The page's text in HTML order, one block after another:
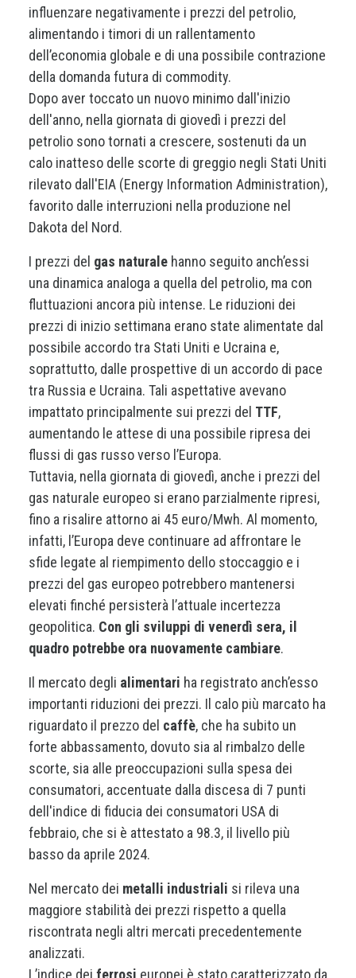
influenzare negativamente i prezzi del petrolio,
alimentando i timori di un rallentamento
dell’economia globale e di una possibile contrazione
della domanda futura di commodity.
Dopo aver toccato un nuovo minimo dall'inizio
dell'anno, nella giornata di giovedì i prezzi del
petrolio sono tornati a crescere, sostenuti da un
calo inatteso delle scorte di greggio negli Stati Uniti
rilevato dall'EIA (Energy Information Administration),
favorito dalle interruzioni nella produzione nel
Dakota del Nord.
I prezzi del gas naturale hanno seguito anch’essi
una dinamica analoga a quella del petrolio, ma con
fluttuazioni ancora più intense. Le riduzioni dei
prezzi di inizio settimana erano state alimentate dal
possibile accordo tra Stati Uniti e Ucraina e,
soprattutto, dalle prospettive di un accordo di pace
tra Russia e Ucraina. Tali aspettative avevano
impattato principalmente sui prezzi del TTF,
aumentando le attese di una possibile ripresa dei
flussi di gas russo verso l’Europa.
Tuttavia, nella giornata di giovedì, anche i prezzi del
gas naturale europeo si erano parzialmente ripresi,
fino a risalire attorno ai 45 euro/Mwh. Al momento,
infatti, l’Europa deve continuare ad affrontare le
sfide legate al riempimento dello stoccaggio e i
prezzi del gas europeo potrebbero mantenersi
elevati finché persisterà l’attuale incertezza
geopolitica. Con gli sviluppi di venerdì sera, il
quadro potrebbe ora nuovamente cambiare.
Il mercato degli alimentari ha registrato anch’esso
importanti riduzioni dei prezzi. Il calo più marcato ha
riguardato il prezzo del caffè, che ha subito un
forte abbassamento, dovuto sia al rimbalzo delle
scorte, sia alle preoccupazioni sulla spesa dei
consumatori, accentuate dalla discesa di 7 punti
dell'indice di fiducia dei consumatori USA di
febbraio, che si è attestato a 98.3, il livello più
basso da aprile 2024.
Nel mercato dei metalli industriali si rileva una
maggiore stabilità dei prezzi rispetto a quella
riscontrata negli altri mercati precedentemente
analizzati.
L’indice dei ferrosi europei è stato caratterizzato da